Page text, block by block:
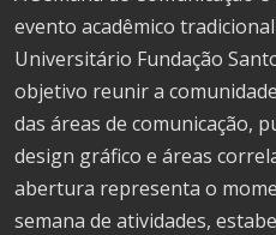
evento acadêmico
Universitário Fundação
objetivo reunir a
das áreas de comunicação,
design gráfico e áreas
abertura representa o
semana de atividades,